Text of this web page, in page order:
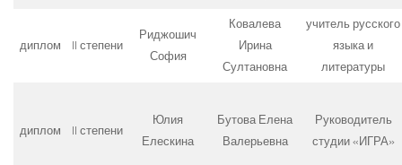
диплом II степени
Риджошич
София
Ковалева
Ирина
Султановна
учитель русского
языка и
литературы
диплом II степени
Юлия
Елескина
Бутова Елена
Валерьевна
Руководитель
студии «ИГРА»